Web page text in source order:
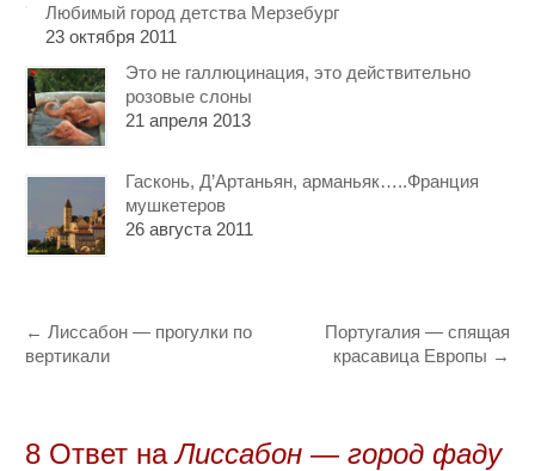
Любимый город детства Мерзебург
23 октября 2011
Это не галлюцинация, это действительно
розовые слоны
21 апреля 2013
Гасконь, Д’Артаньян, арманьяк…..Франция
мушкетеров
26 августа 2011
← Лиссабон — прогулки по
вертикали
Португалия — спящая
красавица Европы →
8 Oтвет наЛиссабон — город фаду